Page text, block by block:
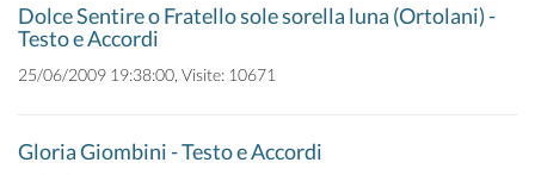
Dolce Sentire o Fratello sole sorella luna (Ortolani) -
Testo e Accordi
25/06/2009 19:38:00, Visite: 10671
Gloria Giombini - Testo e Accordi